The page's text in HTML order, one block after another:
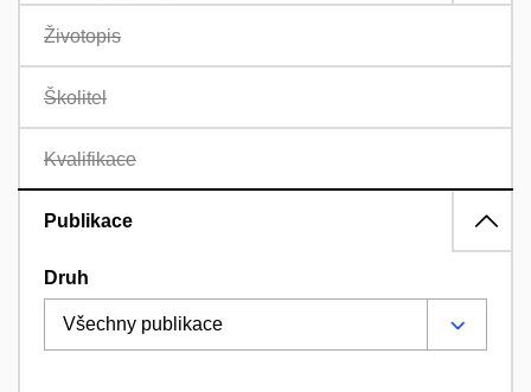
Životopis
Školitel
Kvalifikace
Publikace
Druh